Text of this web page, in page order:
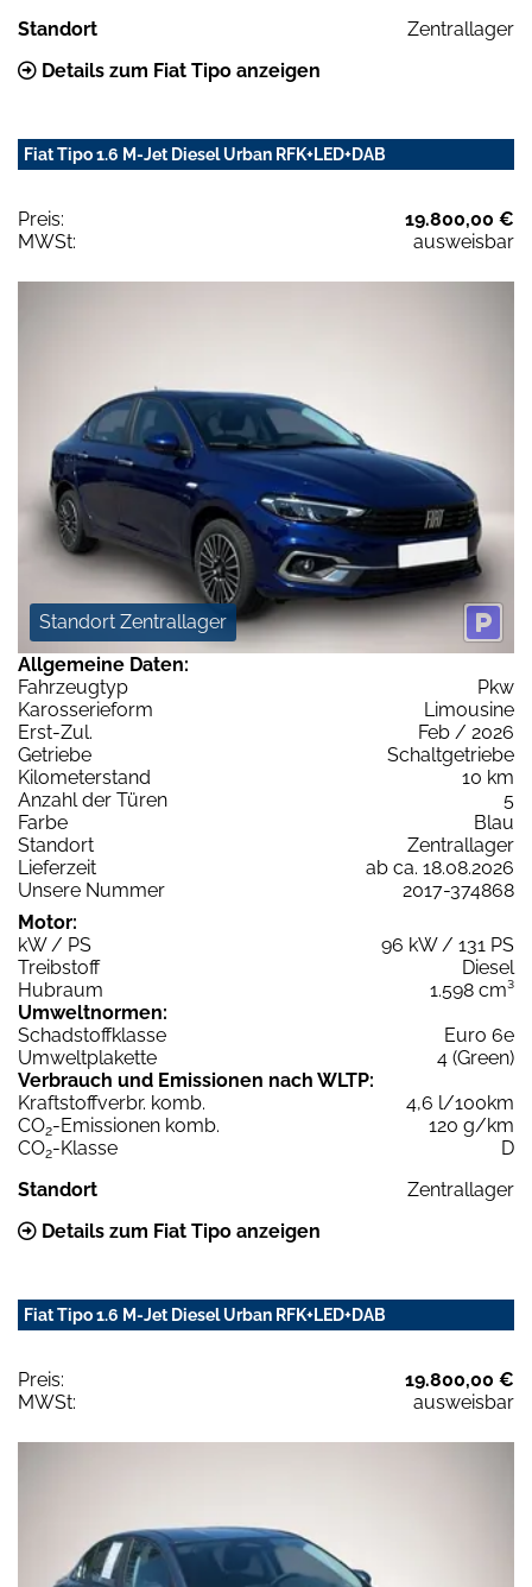
Standort
Zentrallager
Details zum Fiat Tipo anzeigen
Fiat Tipo 1.6 M-Jet Diesel Urban RFK+LED+DAB
Preis:
19.800,00 €
MWSt:
ausweisbar
Standort Zentrallager
Allgemeine Daten:
Fahrzeugtyp
Pkw
Karosserieform
Limousine
Erst-Zul.
Feb / 2026
Getriebe
Schaltgetriebe
Kilometerstand
10 km
Anzahl der Türen
5
Farbe
Blau
Standort
Zentrallager
Lieferzeit
ab ca. 18.08.2026
Unsere Nummer
2017-374868
Motor:
kW / PS
96 kW / 131 PS
Treibstoff
Diesel
Hubraum
1.598 cm³
Umweltnormen:
Schadstoffklasse
Euro 6e
Umweltplakette
4 (Green)
Verbrauch und Emissionen nach WLTP:
Kraftstoffverbr. komb.
4,6 l/100km
CO2-Emissionen komb.
120 g/km
CO2-Klasse
D
Standort
Zentrallager
Details zum Fiat Tipo anzeigen
Fiat Tipo 1.6 M-Jet Diesel Urban RFK+LED+DAB
Preis:
19.800,00 €
MWSt:
ausweisbar